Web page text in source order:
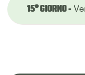
15° GIORNO -